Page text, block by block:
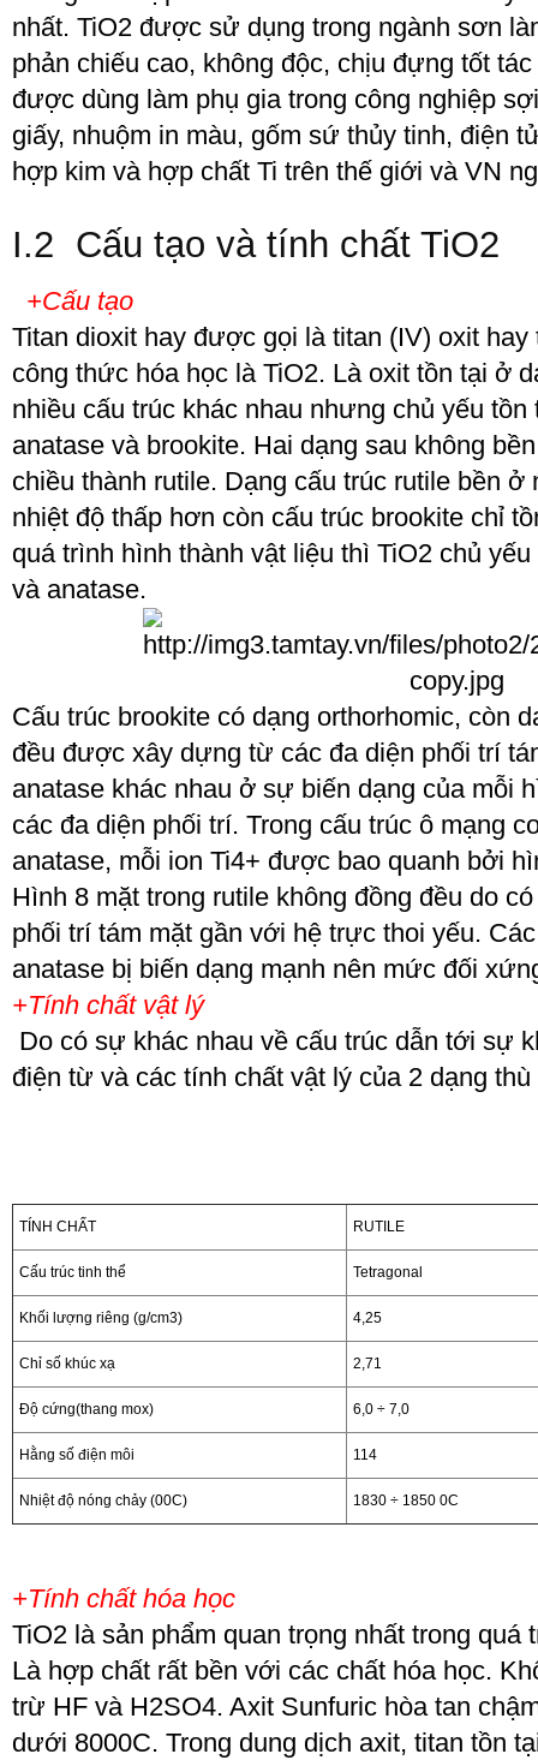
nhất. TiO2 được sử dụng trong ngành sơn
phản chiếu cao, không độc, chịu đựng tốt
được dùng làm phụ gia trong công nghiệp
giấy, nhuộm in màu, gốm sứ thủy tinh, điện
hợp kim và hợp chất Ti trên thế giới và VN
I.2 Cấu tạo và tính chất TiO2
+Cấu tạo
Titan dioxit hay được gọi là titan (IV) oxit
công thức hóa học là TiO2. Là oxit tồn tại ở
nhiều cấu trúc khác nhau nhưng chủ yếu
anatase và brookite. Hai dạng sau không
chiều thành rutile. Dạng cấu trúc rutile bền
nhiệt độ thấp hơn còn cấu trúc brookite chỉ
quá trình hình thành vật liệu thì TiO2 chủ
và anatase.
Cấu trúc brookite có dạng orthorhomic, còn
đều được xây dựng từ các đa diện phối trí
anatase khác nhau ở sự biến dạng của mỗi
các đa diện phối trí. Trong cấu trúc ô mạng
anatase, mỗi ion Ti4+ được bao quanh bởi
Hình 8 mặt trong rutile không đồng đều do
phối trí tám mặt gần với hệ trực thoi yếu.
anatase bị biến dạng mạnh nên mức đối
+Tính chất vật lý
Do có sự khác nhau về cấu trúc dẫn tới sự
điện từ và các tính chất vật lý của 2 dạng
TÍNH CHẤT RUTILE
Cấu trúc tinh thể Tetragonal
Khối lượng riêng (g/cm3) 4,25
Chỉ số khúc xạ 2,71
Độ cứng(thang mox) 6,0 ÷ 7,0
Hằng số điện môi 114
Nhiệt độ nóng chảy (00C) 1830 ÷ 1850 0C
+Tính chất hóa học
TiO2 là sản phẩm quan trọng nhất trong quá
Là hợp chất rất bền với các chất hóa học.
trừ HF và H2SO4. Axit Sunfuric hòa tan
dưới 8000C. Trong dung dịch axit, titan tồn